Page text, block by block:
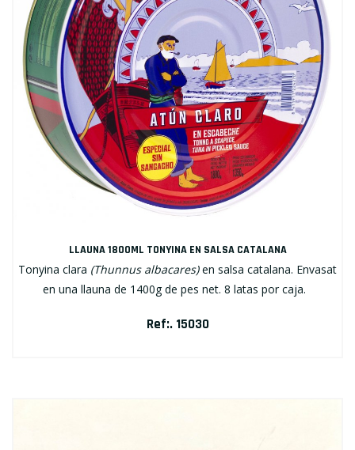
LLAUNA 1800ML TONYINA EN SALSA CATALANA
Tonyina clara (Thunnus albacares)en salsa catalana. Envasat
en una llauna de 1400g de pes net. 8 latas por caja.
Ref:. 15030